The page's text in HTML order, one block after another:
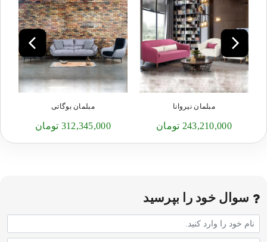
مبلمان نیروانا
243,210,000 تومان
مبلمان بوگاتی
312,345,000 تومان
سوال خود را بپرسید